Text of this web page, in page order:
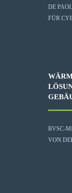
DE
FÜR
BVSC-
VON